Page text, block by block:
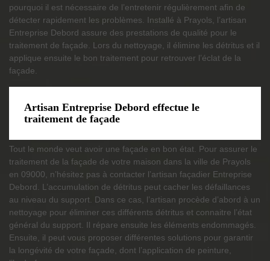
pourquoi il est nécessaire de l’entretenir régulièrement afin de
détecter rapidement les problèmes. Installé à Prayols, l’artisan
Entreprise Debord assure des prestations de qualité pour le
traitement de façade. Lors du nettoyage, il élimine les détritus et il
applique ensuite le bon traitement pour retrouver l’éclat de la
façade.
Artisan Entreprise Debord effectue le
traitement de façade
Tout le monde veut avoir une façade en bon état. Pour assurer le
traitement de la façade de votre maison dans la ville de Prayols
en 09000, n’hésitez pas à contacter l’artisan façadier Entreprise
Debord. L’accumulation de détritus peut cacher les défaillances
au niveau du support. Dans ce cas, l’artisan procède d’abord à un
nettoyage pour éliminer ces différents détritus et connaitre l’état
général du support. Il répare ensuite les éléments endommagés.
Ensuite, il peut vous proposer différentes solutions pour garantir
la longévité de votre façade, dont l’application de peinture,